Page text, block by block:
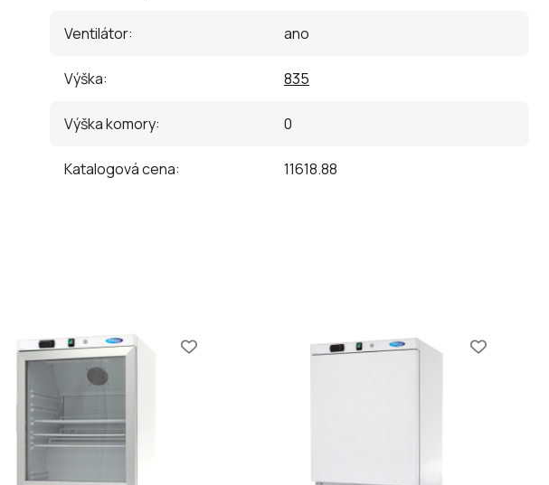
Ventilátor: ano
Výška: 835
Výška komory: 0
Katalogová cena:
11618.88